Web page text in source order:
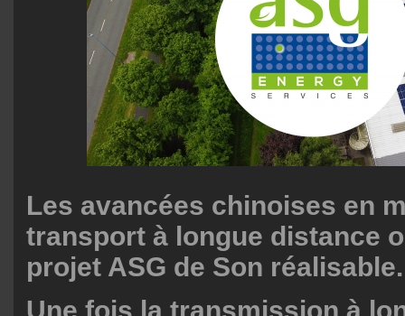
Les avancées chinoises en
transport à longue distance
projet ASG de Son réalisable.
Une fois la transmission à